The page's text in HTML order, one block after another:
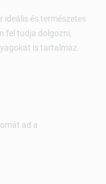
ideális és természetes
fel tudja dolgozni,
is tartalmaz.
ad a